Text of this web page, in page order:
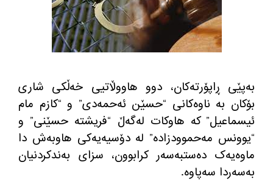
به‌پێی ڕاپۆرته‌كان، دوو هاووڵاتیی خەڵکی شاری
بۆکان بە ناوەکانی “حسێن ئەحمەدی” و “کازم مام
ئیسماعیل” کە هاوکات لەگەڵ “فریشتە حسێنی” و
“یوونس مەحموودزادە” له‌ دۆسیەیەکی هاوبەش دا
ماوەیەک دەستبەسەر کرابوون، سزای بەندکردنیان
بەسەردا سەپاوە.